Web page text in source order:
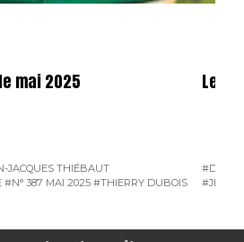
mai 2025
JACQUES THIÉBAUT
#N° 387 MAI 2025 #THIERRY DUBOIS
Les
#JEAN-